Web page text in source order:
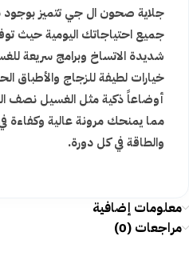
جلاية صحون ال جي تتميز بوجود
جميع احتياجاتك اليومية حيث
شديدة الاتساخ وبرامج سريعة
خيارات لطيفة للزجاج والأطباق
مما يمنحك مرونة عالية وكفاءة
والطاقة في كل دورة.
معلومات إضافية
مراجعات (0)